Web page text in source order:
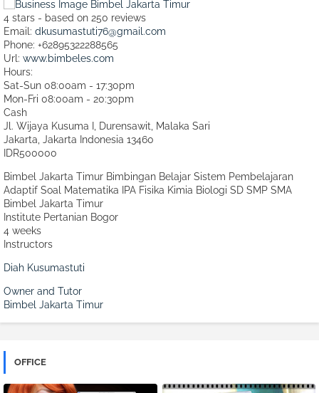
4 stars - based on 250 reviews
Email: dkusumastuti76@gmail.com
Phone: +62895322288565
Url: www.bimbeles.com
Hours:
Sat-Sun 08:00am - 17:30pm
Mon-Fri 08:00am - 20:30pm
Cash
Jl. Wijaya Kusuma I, Durensawit, Malaka Sari
Jakarta Jakarta Indonesia 13460
IDR500000
Bimbel Jakarta Timur Bimbingan Belajar Sistem Pembelajaran
Adaptif Soal Matematika IPA Fisika Kimia Biologi SD SMP SMA
Bimbel Jakarta Timur
Institute Pertanian Bogor
4 weeks
Instructors
Diah Kusumastuti
Owner and Tutor
Bimbel Jakarta Timur
OFFICE